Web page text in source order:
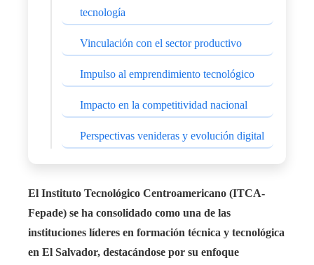
tecnología
Vinculación con el sector productivo
Impulso al emprendimiento tecnológico
Impacto en la competitividad nacional
Perspectivas venideras y evolución digital
El Instituto Tecnológico Centroamericano (ITCA-
Fepade) se ha consolidado como una de las
instituciones líderes en formación técnica y tecnológica
en El Salvador, destacándose por su enfoque